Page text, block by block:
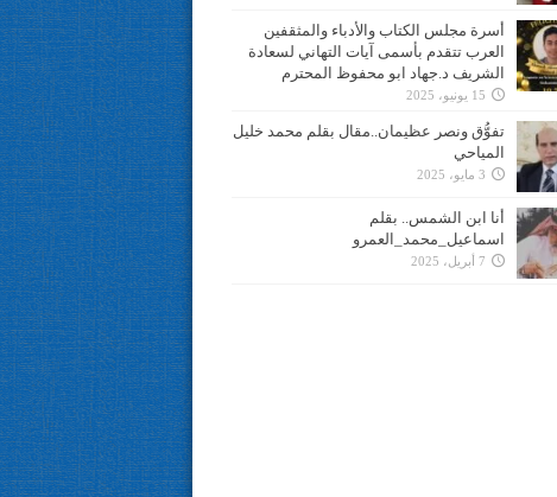
أسرة مجلس الكتاب والأدباء والمثقفين
العرب تتقدم بأسمى آيات التهاني لسعادة
الشريف د.جهاد ابو محفوظ المحترم
15 يونيو، 2025
تفوُّق ونصر عظيمان..مقال بقلم محمد خليل
المياحي
3 مايو، 2025
أنا ابن الشمس.. بقلم
اسماعيل_محمد_العمرو
7 أبريل، 2025